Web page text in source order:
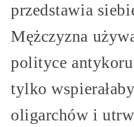
przedstawia
Mężczyzna
polityce
tylko
oligarchów i